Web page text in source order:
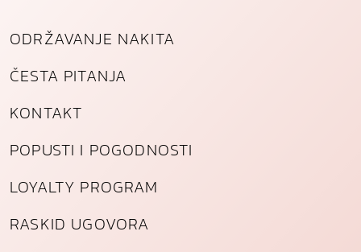
i
č
i
n
a
ODRŽAVANJE NAKITA
ČESTA PITANJA
KONTAKT
POPUSTI I POGODNOSTI
LOYALTY PROGRAM
RASKID UGOVORA